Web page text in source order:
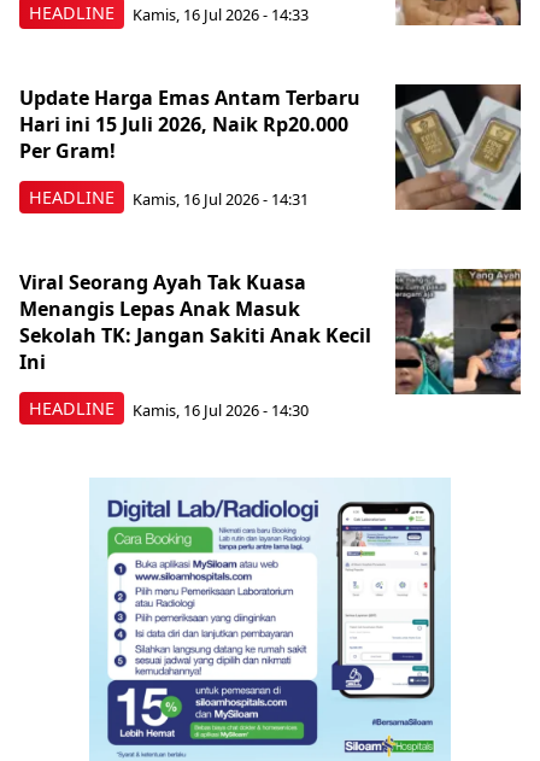
HEADLINE Kamis, 16 Jul 2026 - 14:33
HEADLINE
Update Harga Emas Antam Terbaru
Hari ini 15 Juli 2026, Naik Rp20.000
Per Gram!
Kamis, 16 Jul 2026 - 14:31
HEADLINE
Viral Seorang Ayah Tak Kuasa
Menangis Lepas Anak Masuk
Sekolah TK: Jangan Sakiti Anak Kecil
Ini
Kamis, 16 Jul 2026 - 14:30